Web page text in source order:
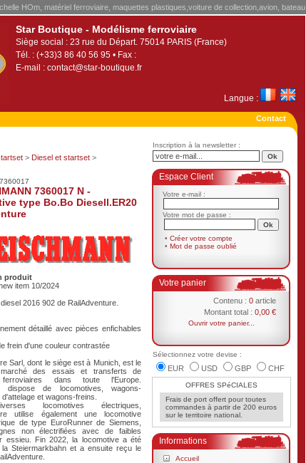
HOm, matériel ferroviaire, maquettes plastiques,voiture de collection,avion, bateau
Star Boutique - Modélisme ferroviaire
Siège social : 23 rue du Départ. 75014 PARIS (France)
Tél. : (+33)3 86 40 56 95 • Fax :
E-mail : contact@star-boutique.fr
Langue :
Contact
> Diesel et startset >
7360017 N -
type Bo.Bo Diesell.ER20
produit
item 10/2024
2016 902 de RailAdventure.
détaillé avec pièces enfichables
frein d'une couleur contrastée
Sarl, dont le siège est à Munich, est le
des essais et transferts de
dans toute l'Europe.
dispose de locomotives, wagons-
et wagons-freins.
locomotives électriques,
utilise également une locomotive
de type EuroRunner de Siemens,
non électrifiées avec de faibles
essieu. Fin 2022, la locomotive a été
Steiermarkbahn et a ensuite reçu le
Inscription à la newsletter :
Espace Client
Votre e-mail :
Votre mot de passe :
• Créer votre compte
• Mot de passe oublié
Votre panier
Contenu : 0 article
Montant total : 0,00 €
Ouvrir votre panier...
Sélectionnez votre devise :
EUR USD GBP CHF
OFFRES SPéCIALES
Frais de port offert pour toutes
commandes à partir de 200 euros
sur le territoire national.
Informations
Accueil